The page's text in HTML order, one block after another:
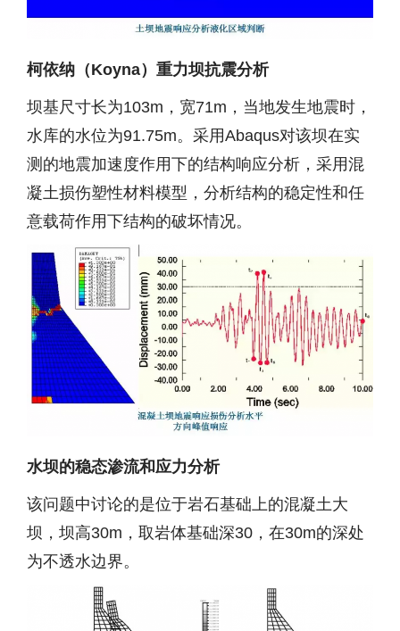
柯依纳（Koyna）重力坝抗震分析
坝基尺寸长为103m，宽71m，当地发生地震时，
水库的水位为91.75m。采用Abaqus对该坝在实
测的地震加速度作用下的结构响应分析，采用混
凝土损伤塑性材料模型，分析结构的稳定性和任
意载荷作用下结构的破坏情况。
水坝的稳态渗流和应力分析
该问题中讨论的是位于岩石基础上的混凝土大
坝，坝高30m，取岩体基础深30，在30m的深处
为不透水边界。